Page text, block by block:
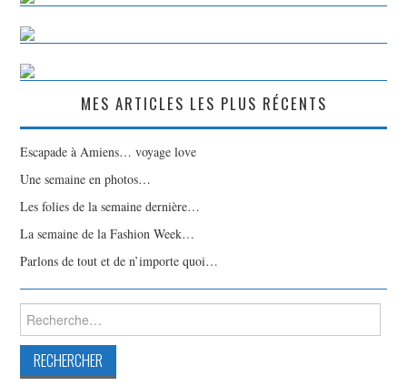
MES ARTICLES LES PLUS RÉCENTS
Escapade à Amiens… voyage love
Une semaine en photos…
Les folies de la semaine dernière…
La semaine de la Fashion Week…
Parlons de tout et de n’importe quoi…
Rechercher :